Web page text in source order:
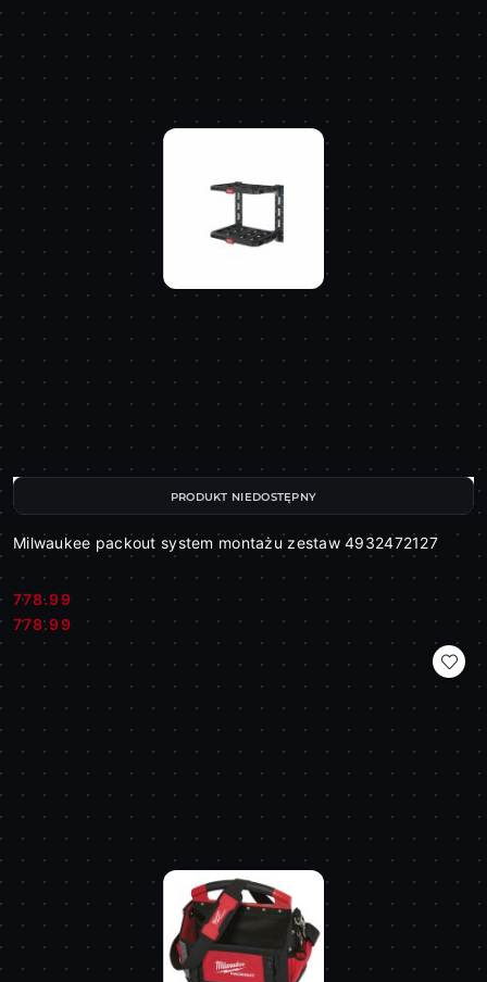
Milwaukee packout system montażu zestaw 4932472127
Cena:
778.99
Cena:
778.99
PRODUKT NIEDOSTĘPNY